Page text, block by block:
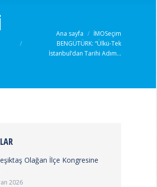
Buradasınız:Ana sayfa
İMOSeçim
BENGÜTÜRK: “Ülkü-Tek
İstanbul’dan Tarihi Adım…
Olağan İlçe Kongresine
2026